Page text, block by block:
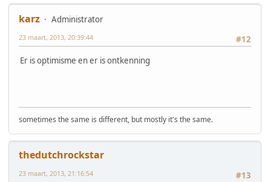
karz
Administrator
#12
23 maart, 2013, 20:39:44
Er is optimisme en er is ontkenning
sometimes the same is different, but mostly it's the same.
thedutchrockstar
#13
23 maart, 2013, 21:16:54